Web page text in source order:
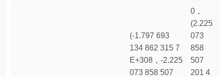
(-1.797 693
134 862 315 7
E+308，-2.225
073 858 507
0，
(2.225
073
858
507
201 4